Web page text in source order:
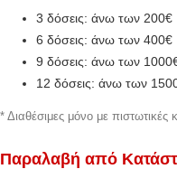
3 δόσεις: άνω των 200€
6 δόσεις: άνω των 400€
9 δόσεις: άνω των
12 δόσεις: άνω των
* Διαθέσιμες μόνο με
Παραλαβή από